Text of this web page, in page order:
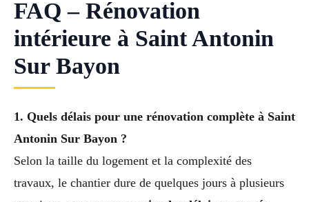
FAQ – Rénovation
intérieure à Saint Antonin
Sur Bayon
1. Quels délais pour une rénovation complète à Saint
Antonin Sur Bayon ?
Selon la taille du logement et la complexité des
travaux, le chantier dure de quelques jours à plusieurs